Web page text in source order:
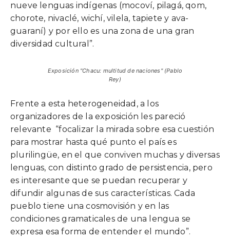
nueve lenguas indígenas (mocoví, pilagá, qom,
chorote, nivaclé, wichí, vilela, tapiete y ava-
guaraní) y por ello es una zona de una gran
diversidad cultural”.
Exposición "Chacu: multitud de naciones" (Pablo
Rey)
Frente a esta heterogeneidad, a los
organizadores de la exposición les pareció
relevante “focalizar la mirada sobre esa cuestión
para mostrar hasta qué punto el país es
plurilingüe, en el que conviven muchas y diversas
lenguas, con distinto grado de persistencia, pero
es interesante que se puedan recuperar y
difundir algunas de sus características. Cada
pueblo tiene una cosmovisión y en las
condiciones gramaticales de una lengua se
expresa esa forma de entender el mundo”.